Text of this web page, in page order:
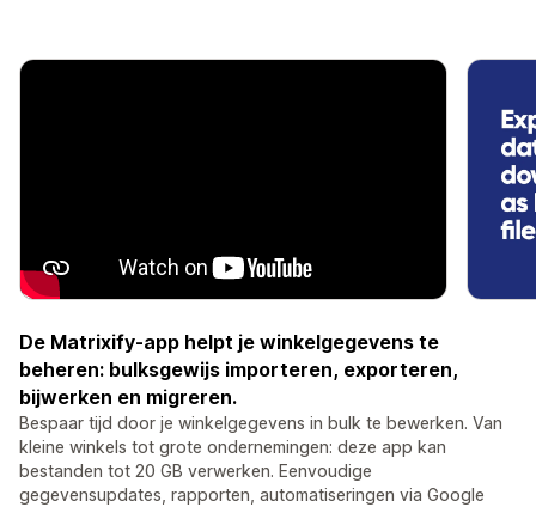
De Matrixify-app helpt je winkelgegevens te
beheren: bulksgewijs importeren, exporteren,
bijwerken en migreren.
Bespaar tijd door je winkelgegevens in bulk te bewerken. Van
kleine winkels tot grote ondernemingen: deze app kan
bestanden tot 20 GB verwerken. Eenvoudige
gegevensupdates, rapporten, automatiseringen via Google